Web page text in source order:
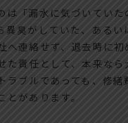
は「漏水に気づいてい
異臭がしていた、あるい
へ連絡せず、退去時に
た責任として、本来な
ラブルであっても、修
があります。